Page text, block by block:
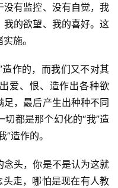
没有监控、没有自觉，我
的欲望、我的喜好。这
施。
造作的，而我们又不对其
爱、恨、造作出各种欲
，最后产生出种种不同
都是那个幻化的“我”造
造作的。
念头，你是不是认为这就
头走，哪怕是现在有人教